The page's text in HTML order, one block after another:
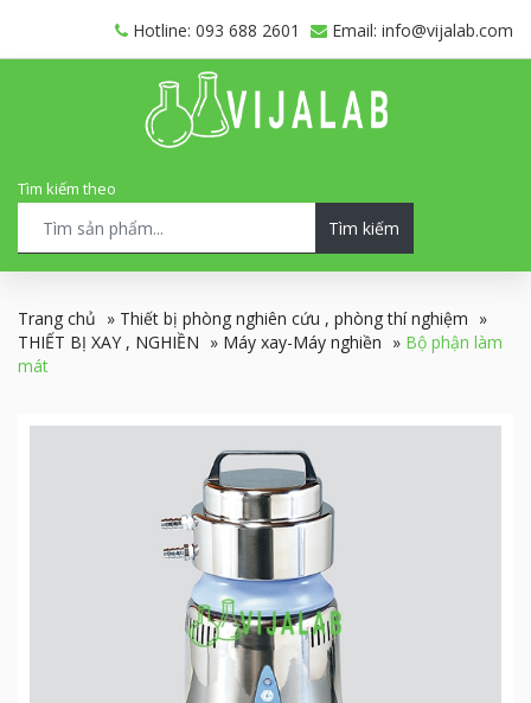
Hotline: 093 688 2601 Email: info@vijalab.com
Tìm kiếm theo
Tìm kiếm
Trang chủ » Thiết bị phòng nghiên cứu , phòng thí nghiệm »
THIẾT BỊ XAY , NGHIỀN » Máy xay-Máy nghiền » Bộ phận làm
mát